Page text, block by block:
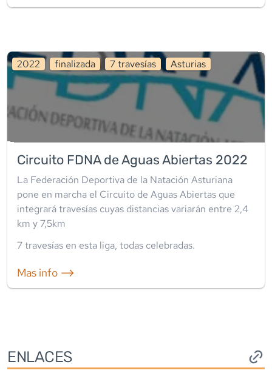
2022 finalizada 7travesías Asturias
Circuito FDNA de Aguas Abiertas 2022
La Federación Deportiva de la Natación Asturiana
pone en marcha el Circuito de Aguas Abiertas que
integrará travesías cuyas distancias variarán entre 2,4
km y 7,5km
7travesías en esta liga, todas celebradas.
Mas info ⟶
ENLACES